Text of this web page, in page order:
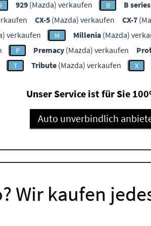
929 (Mazda) verkaufen B B series
CX-5 (Mazda) verkaufen CX-7
verkaufen
M Millenia (Mazda)
P Premacy (Mazda) verkaufen
T Tribute (Mazda) verkaufen X
Unser Service ist für Sie
Auto unverbindlich
Wir kaufen